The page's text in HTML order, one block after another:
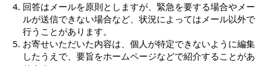
回答はメールを原則としますが、緊急を要する場合やメー
ルが送信できない場合など、状況によってはメール以外で
行うことがあります。
お寄せいただいた内容は、個人が特定できないように編集
したうえで、要旨をホームページなどで紹介することがあ